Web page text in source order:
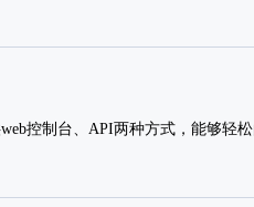
控制台、API两种方式，能够轻